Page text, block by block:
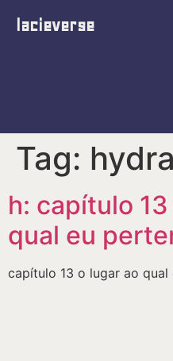
lacieverse
Tag:
h: capítulo
qual eu
capítulo 13 o lugar